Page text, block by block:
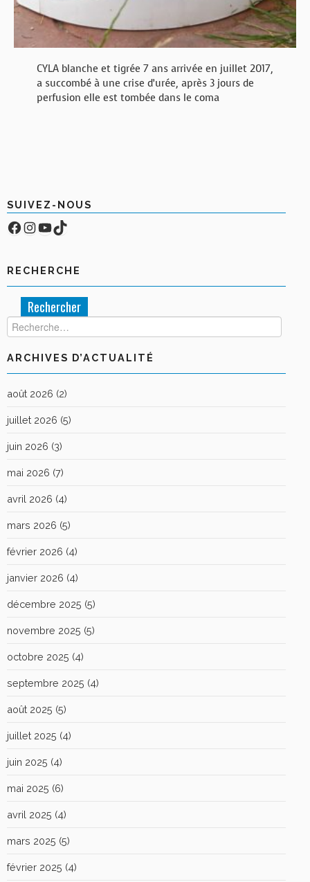
CYLA blanche et tigrée 7 ans arrivée en juillet 2017,
a succombé à une crise d’urée, après 3 jours de
perfusion elle est tombée dans le coma
SUIVEZ-NOUS
Facebook
Compte Instagram
YouTube
TikTok
RECHERCHE
Rechercher :
ARCHIVES D’ACTUALITÉ
août 2026 (2)
juillet 2026 (5)
juin 2026 (3)
mai 2026 (7)
avril 2026 (4)
mars 2026 (5)
février 2026 (4)
janvier 2026 (4)
décembre 2025 (5)
novembre 2025 (5)
octobre 2025 (4)
septembre 2025 (4)
août 2025 (5)
juillet 2025 (4)
juin 2025 (4)
mai 2025 (6)
avril 2025 (4)
mars 2025 (5)
février 2025 (4)